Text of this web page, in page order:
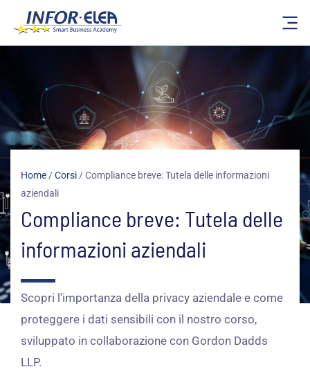
Home/Corsi/Compliance breve: Tutela delle informazioni
aziendali
Compliance breve: Tutela delle
informazioni aziendali
Scopri l'importanza della privacy aziendale e come
proteggere i dati sensibili con il nostro corso,
sviluppato in collaborazione con Gordon Dadds
LLP.